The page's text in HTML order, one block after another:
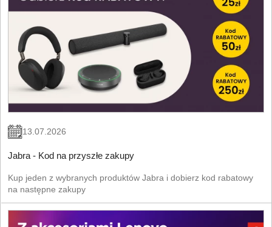
13.07.2026
Jabra - Kod na przyszłe zakupy
Kup jeden z wybranych produktów Jabra i dobierz kod rabatowy
na następne zakupy